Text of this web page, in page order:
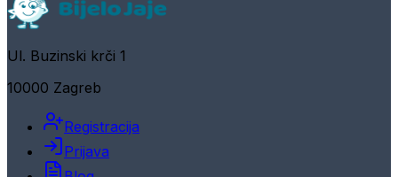
Ul. Buzinski krči 1
10000 Zagreb
Registracija
Prijava